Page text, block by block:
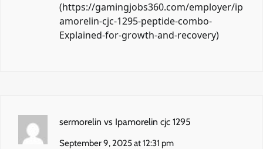
(https://gamingjobs360.com/employer/ip
amorelin-cjc-1295-peptide-combo-
Explained-for-growth-and-recovery)
sermorelin vs Ipamorelin cjc 1295
September 9, 2025 at 12:31 pm